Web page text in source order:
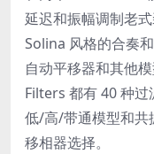
延迟和振幅调制老
Solina 风格的合奏
自动平移器和其他
Filters 都有 40 种过
低/高/带通模型和共
移相器选择。